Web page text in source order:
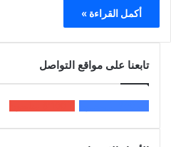
أكمل القراءة »
تابعنا على مواقع التواصل